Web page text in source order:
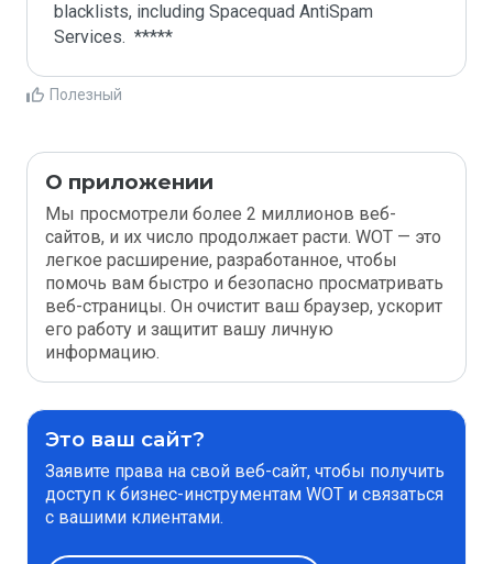
blacklists, including Spacequad AntiSpam
Полезный
О приложении
Мы просмотрели более 2 миллионов веб-
сайтов, и их число продолжает расти. WOT — это
легкое расширение, разработанное, чтобы
помочь вам быстро и безопасно просматривать
веб-страницы. Он очистит ваш браузер, ускорит
его работу и защитит вашу личную
информацию.
Это ваш сайт?
Заявите права на свой веб-сайт, чтобы получить
доступ к бизнес-инструментам WOT и связаться
с вашими клиентами.